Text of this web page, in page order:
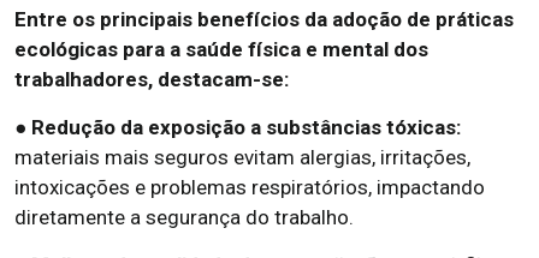
Entre os principais benefícios da adoção de práticas
ecológicas para a saúde física e mental dos
trabalhadores, destacam-se:
● Redução da exposição a substâncias tóxicas:
materiais mais seguros evitam alergias, irritações,
intoxicações e problemas respiratórios, impactando
diretamente a segurança do trabalho.